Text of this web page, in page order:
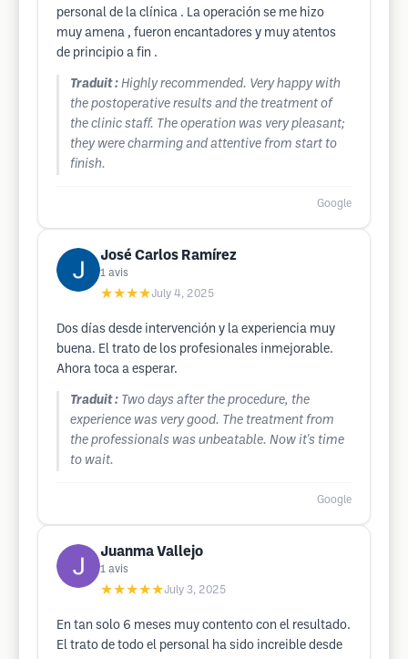
personal de la clínica . La operación se me hizo
muy amena , fueron encantadores y muy atentos
de principio a fin .
Traduit : Highly recommended. Very happy with
the postoperative results and the treatment of
the clinic staff. The operation was very pleasant;
they were charming and attentive from start to
finish.
Google
José Carlos Ramírez
1 avis
★★★★July 4, 2025
Dos días desde intervención y la experiencia muy
buena. El trato de los profesionales inmejorable.
Ahora toca a esperar.
Traduit : Two days after the procedure, the
experience was very good. The treatment from
the professionals was unbeatable. Now it's time
to wait.
Google
Juanma Vallejo
1 avis
★★★★★July 3, 2025
En tan solo 6 meses muy contento con el resultado.
El trato de todo el personal ha sido increible desde